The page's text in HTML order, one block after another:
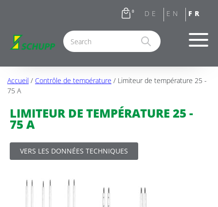
0
Accueil / Contrôle de température / Limiteur de température 25 -
75 A
LIMITEUR DE TEMPÉRATURE 25 -
75 A
VERS LES DONNÉES TECHNIQUES